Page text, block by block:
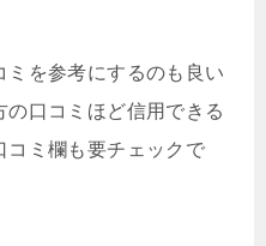
ミを参考にするのも良い
口コミほど信用できる
コミ欄も要チェックで